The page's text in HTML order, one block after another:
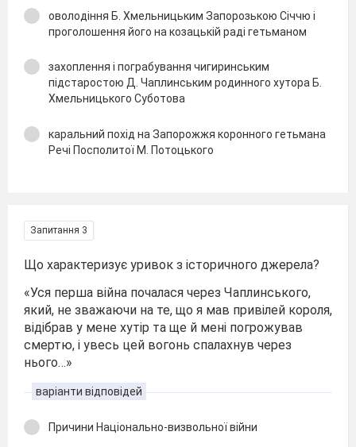
оволодіння Б. Хмельницьким Запорозькою Січчю і
проголошення його на козацькій раді гетьманом
захоплення і пограбування чигиринським
підстаростою Д. Чаплинським родинного хутора Б.
Хмельницького Суботова
каральний похід на Запорожжя коронного гетьмана
Речі Посполитої М. Потоцького
Запитання 3
Що характеризує уривок з історичного джерела?
«Уся перша війна почалася через Чаплинського,
який, не зважаючи на те, що я мав привілей короля,
відібрав у мене хутір та ще й мені погрожував
смертю, і увесь цей вогонь спалахнув через
нього…»
варіанти відповідей
Причини Національно-визвольної війни